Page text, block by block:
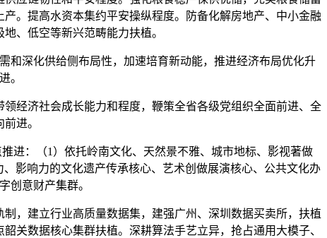
。提高水资本集约平安操纵程度。防备化解房地产、中小金融
、低空等新兴范畴能力扶植。
深化供给侧布局性，加速培育新动能，推进经济布局优化升
。
经济社会成长能力和程度，鞭策全省各级党组织全面前进、全
进。
：（1）依托岭南文化、天然景不雅、城市地标、影视著做
影响力的文化遗产传承核心、艺术创做展演核心、公共文化办
创意财产集群。
，建立行业高质量数据集，建强广州、深圳数据买卖所，扶植
关数据核心集群扶植。深耕算法手艺立异，抢占通用大模子、